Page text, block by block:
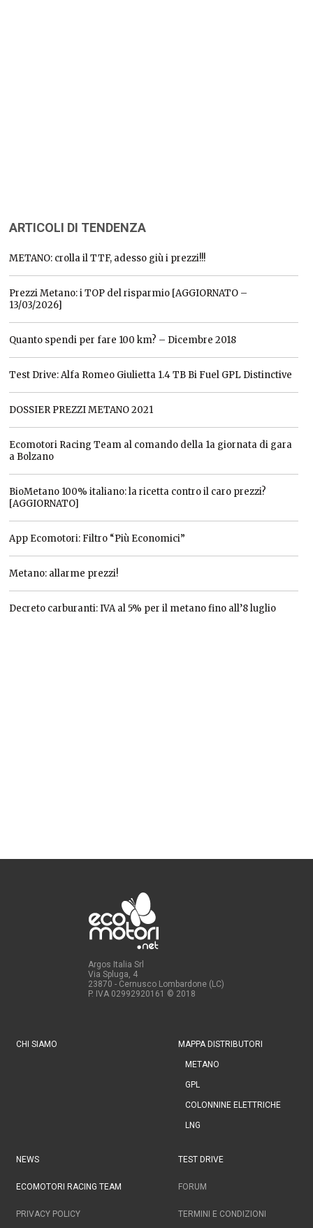
ARTICOLI DI TENDENZA
METANO: crolla il TTF, adesso giù i prezzi!!!
Prezzi Metano: i TOP del risparmio [AGGIORNATO –
13/03/2026]
Quanto spendi per fare 100 km? – Dicembre 2018
Test Drive: Alfa Romeo Giulietta 1.4 TB Bi Fuel GPL Distinctive
DOSSIER PREZZI METANO 2021
Ecomotori Racing Team al comando della 1a giornata di gara
a Bolzano
BioMetano 100% italiano: la ricetta contro il caro prezzi?
[AGGIORNATO]
App Ecomotori: Filtro “Più Economici”
Metano: allarme prezzi!
Decreto carburanti: IVA al 5% per il metano fino all’8 luglio
Argos Italia Srl
Via Spluga, 4
23870 - Cernusco Lombardone (LC)
P. IVA 02992920161 © 2018
CHI SIAMO MAPPA DISTRIBUTORI
METANO
GPL
COLONNINE ELETTRICHE
LNG
NEWS TEST DRIVE
ECOMOTORI RACING TEAM FORUM
PRIVACY POLICY TERMINI E CONDIZIONI